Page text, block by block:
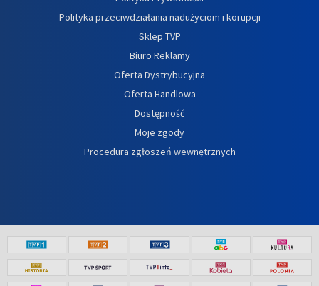
Polityka przeciwdziałania nadużyciom i korupcji
Sklep TVP
Biuro Reklamy
Oferta Dystrybucyjna
Oferta Handlowa
Dostępność
Moje zgody
Procedura zgłoszeń wewnętrznych